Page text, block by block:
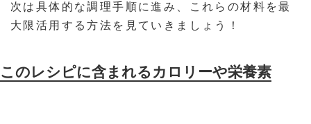
次は具体的な調理手順に進み、これらの材料を最
大限活用する方法を見ていきましょう！
このレシピに含まれるカロリーや栄養素